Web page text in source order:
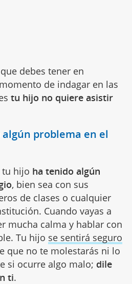
debes tener en
de indagar en las
tu hijo no quiere asistir
problema en el
tu hijo ha tenido algún
, bien sea con sus
de clases o cualquier
Cuando vayas a
mucha calma y hablar con
Tu hijo se sentirá seguro
que no te molestarás ni lo
si ocurre algo malo; dile
ti.